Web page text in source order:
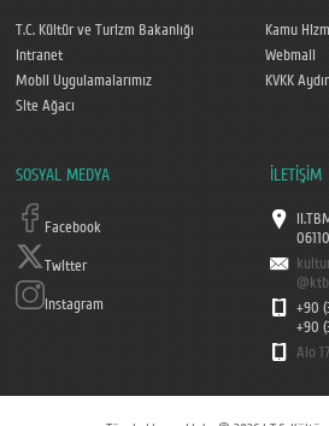
T.C. Kültür ve Turizm Bakanlığı
Kamu
Intranet
Webmail
Mobil Uygulamalarımız
KVKK
Site Ağacı
SOSYAL MEDYA
Facebook
Twitter
Instagram
İLETİŞİM
+90
+90
Alo